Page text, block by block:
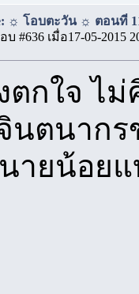
☼ โอบตะวัน ☼ ตอนที่ 11
บ #636 เมื่อ17-05-2015
ตกใจ ไ
นตนากร
ายน้อยแ